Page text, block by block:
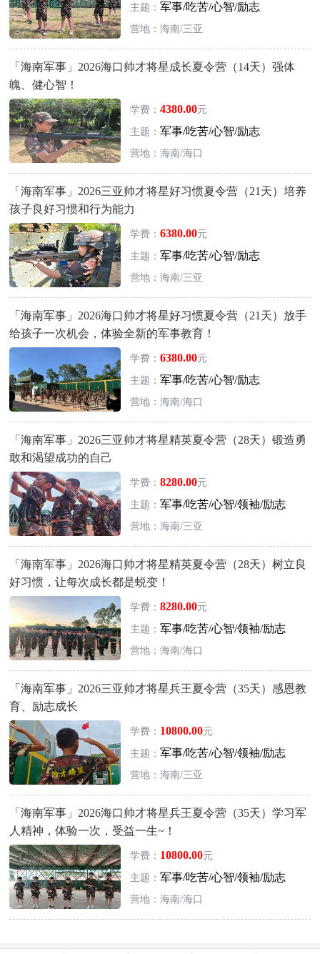
主题： 军事/吃苦/心智/励志
营地：海南/三亚
「海南军事」2026海口帅才将星成长夏令营（14天）强体
魄、健心智！
学费： 4380.00元
主题： 军事/吃苦/心智/励志
营地：海南/海口
「海南军事」2026三亚帅才将星好习惯夏令营（21天）培养
孩子良好习惯和行为能力
学费： 6380.00元
主题： 军事/吃苦/心智/励志
营地：海南/三亚
「海南军事」2026海口帅才将星好习惯夏令营（21天）放手
给孩子一次机会，体验全新的军事教育！
学费： 6380.00元
主题： 军事/吃苦/心智/励志
营地：海南/海口
「海南军事」2026三亚帅才将星精英夏令营（28天）锻造勇
敢和渴望成功的自己
学费： 8280.00元
主题： 军事/吃苦/心智/领袖/励志
营地：海南/三亚
「海南军事」2026海口帅才将星精英夏令营（28天）树立良
好习惯，让每次成长都是蜕变！
学费： 8280.00元
主题： 军事/吃苦/心智/领袖/励志
营地：海南/海口
「海南军事」2026三亚帅才将星兵王夏令营（35天）感恩教
育、励志成长
学费： 10800.00元
主题： 军事/吃苦/心智/领袖/励志
营地：海南/三亚
「海南军事」2026海口帅才将星兵王夏令营（35天）学习军
人精神，体验一次，受益一生~！
学费： 10800.00元
主题： 军事/吃苦/心智/领袖/励志
营地：海南/海口